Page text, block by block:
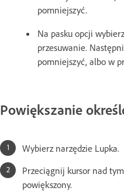
pomniejszyć.
Na pasku opcji
przesuwanie.
pomniejszyć, albo w
Powiększanie
Wybierz narzędzie Lupka.
Przeciągnij kursor nad
powiększony.